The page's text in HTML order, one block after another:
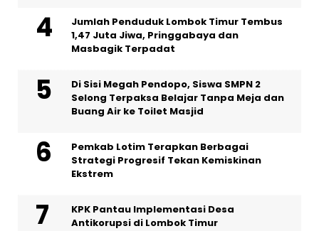
Jumlah Penduduk Lombok Timur Tembus
1,47 Juta Jiwa, Pringgabaya dan
Masbagik Terpadat
Di Sisi Megah Pendopo, Siswa SMPN 2
Selong Terpaksa Belajar Tanpa Meja dan
Buang Air ke Toilet Masjid
Pemkab Lotim Terapkan Berbagai
Strategi Progresif Tekan Kemiskinan
Ekstrem
KPK Pantau Implementasi Desa
Antikorupsi di Lombok Timur